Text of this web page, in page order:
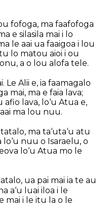
fofoga, ma faafofoga
e silasila mai i lo
le aai ua faaigoa i lou
lo matou aioi i ou
a o lou alofa tele.
Le Alii e, ia faamagalo
mai, ma e faia lava;
lava, lo‘u Atua e,
ma lou nuu.
ma ta‘uta‘u atu
lo‘u nuu o Isaraelu, o
lo‘u Atua mo le
ua pai mai ia te au
a‘u luai iloa i le
mai i le itu la o le